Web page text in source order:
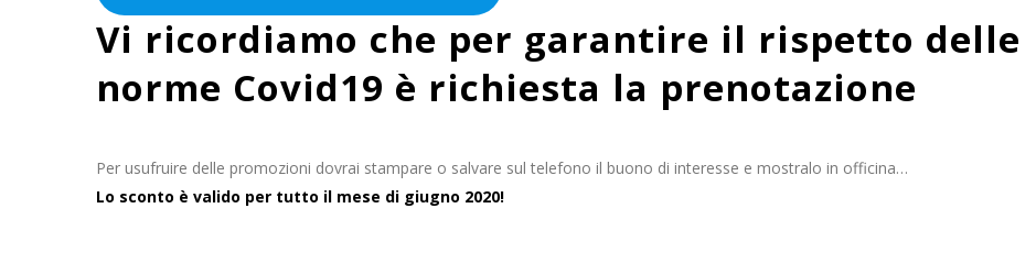
Vi ricordiamo che per garantire il rispetto delle
norme Covid19 è richiesta la prenotazione
Per usufruire delle promozioni dovrai stampare o salvare sul telefono il buono di interesse e mostralo in officina…
Lo sconto è valido per tutto il mese di giugno 2020!